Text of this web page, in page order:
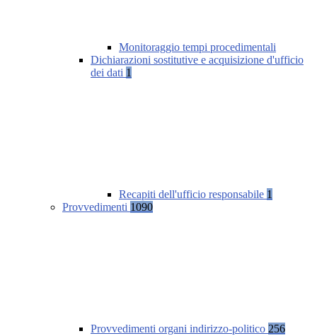
Monitoraggio tempi procedimentali
Dichiarazioni sostitutive e acquisizione d'ufficio
dei dati 1
Recapiti dell'ufficio responsabile 1
Provvedimenti 1090
Provvedimenti organi indirizzo-politico 256